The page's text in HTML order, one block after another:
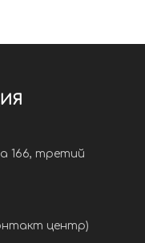
166, третий
центр)